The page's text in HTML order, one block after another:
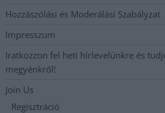
Hozzászólási és Moderálási Szabályzat
Impresszum
Iratkozzon fel heti hírlevelünkre és
megyénkről!
Join Us
Regisztráció